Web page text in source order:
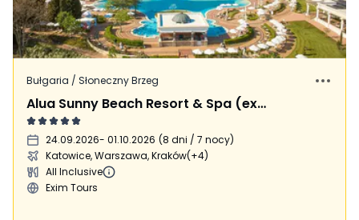
Bułgaria / Słoneczny Brzeg
Alua Sunny Beach Resort & Spa (ex. Dreams Sunny Beach Resort & Spa)
24.09.2026- 01.10.2026 (8 dni / 7 nocy)
Katowice, Warszawa, Kraków(+4)
All Inclusive
Exim Tours